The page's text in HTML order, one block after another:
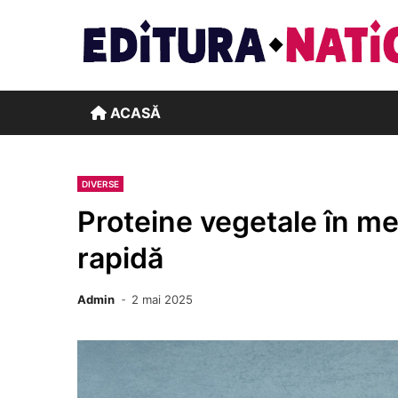
ACASĂ
DIVERSE
Proteine vegetale în
rapidă
Admin 2 mai 2025